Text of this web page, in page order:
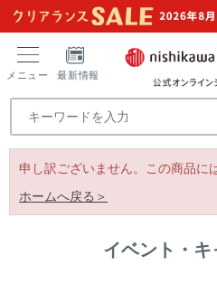
メニュー 最新情報
申し訳ございません。この商品に
ホームへ戻る＞
イベント・